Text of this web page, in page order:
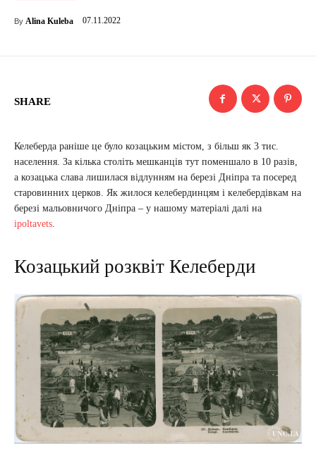
By Alina Kuleba 07.11.2022
SHARE
Келеберда раніше це було козацьким містом, з більш як 3 тис.
населення. За кілька століть мешканців тут поменшало в 10 разів,
а козацька слава лишилася відлунням на березі Дніпра та посеред
старовинних церков. Як жилося келебердинцям і келебердівкам на
березі мальовничого Дніпра – у нашому матеріалі далі на
ipoltavets.
Козацький розквіт Келеберди